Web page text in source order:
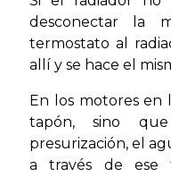
desconectar la
termostato al
allí y se hace el
En los motores en
tapón, sino
presurización, el
a través de ese